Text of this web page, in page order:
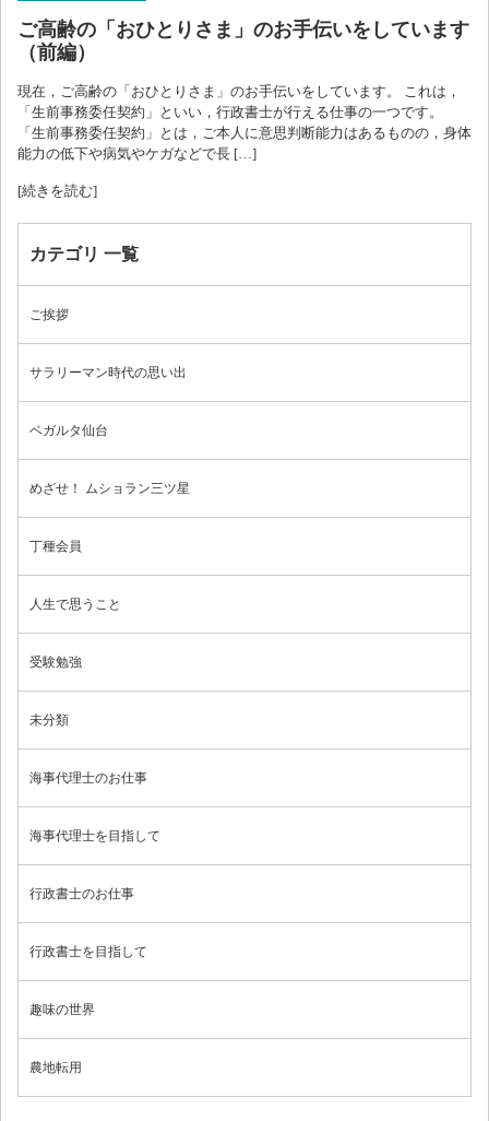
ご高齢の「おひとりさま」のお手伝いをしています
（前編）
現在，ご高齢の「おひとりさま」のお手伝いをしています。 これは，
「生前事務委任契約」といい，行政書士が行える仕事の一つです。
「生前事務委任契約」とは，ご本人に意思判断能力はあるものの，身体
能力の低下や病気やケガなどで長 […]
[続きを読む]
カテゴリ 一覧
ご挨拶
サラリーマン時代の思い出
ベガルタ仙台
めざせ！ ムショラン三ツ星
丁種会員
人生で思うこと
受験勉強
未分類
海事代理士のお仕事
海事代理士を目指して
行政書士のお仕事
行政書士を目指して
趣味の世界
農地転用